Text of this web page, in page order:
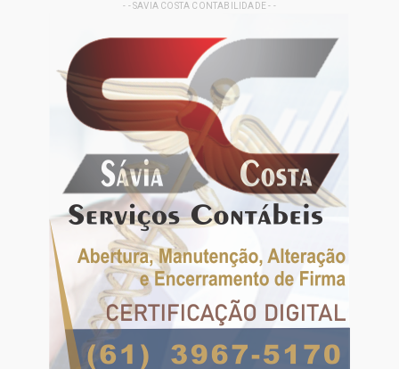
- - SAVIA COSTA CONTABILIDADE - -